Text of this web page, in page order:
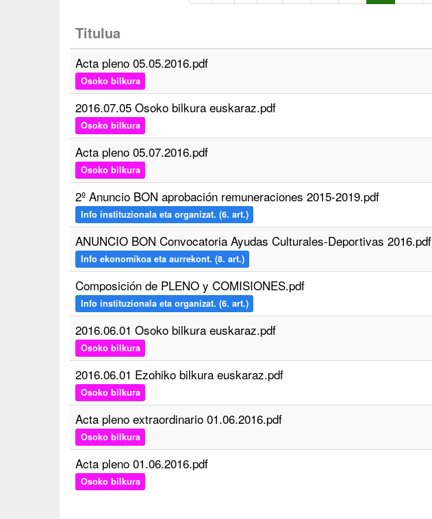
Titulua
Acta pleno 05.05.2016.pdf
Osoko bilkura
2016.07.05 Osoko bilkura euskaraz.pdf
Osoko bilkura
Acta pleno 05.07.2016.pdf
Osoko bilkura
2º Anuncio BON aprobación remuneraciones 2015-2019.pdf
Info instituzionala eta organizat. (6. art.)
ANUNCIO BON Convocatoria Ayudas Culturales-Deportivas 2016.pdf
Info ekonomikoa eta aurrekont. (8. art.)
Composición de PLENO y COMISIONES.pdf
Info instituzionala eta organizat. (6. art.)
2016.06.01 Osoko bilkura euskaraz.pdf
Osoko bilkura
2016.06.01 Ezohiko bilkura euskaraz.pdf
Osoko bilkura
Acta pleno extraordinario 01.06.2016.pdf
Osoko bilkura
Acta pleno 01.06.2016.pdf
Osoko bilkura